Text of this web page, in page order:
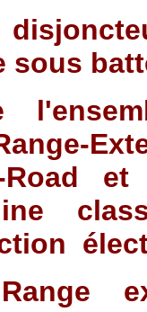
sous
Road